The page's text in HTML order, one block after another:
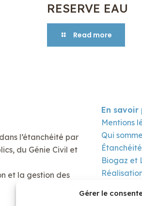
Gérer le
RESERVE EAU
Read more
l’étanchéité par
du Génie Civil et
et la gestion des
En savoir
Mentions
Qui
Étanchéité
Biogaz et
Contact